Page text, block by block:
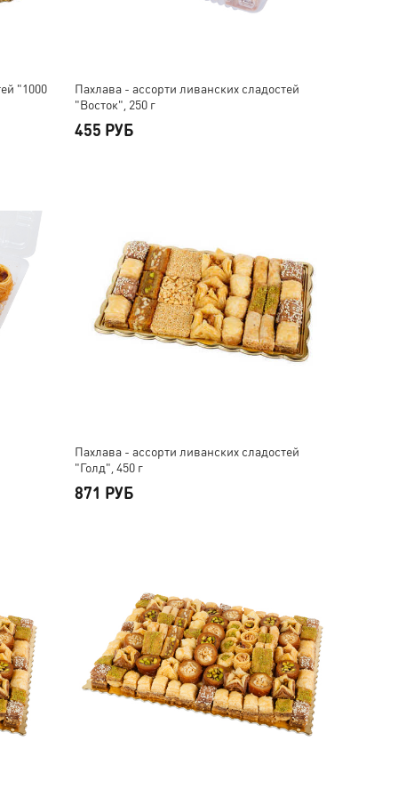
"1000
Пахлава - ассорти ливанских сладостей
"Восток", 250 г
455 РУБ
Пахлава - ассорти ливанских сладостей
"Голд", 450 г
871 РУБ